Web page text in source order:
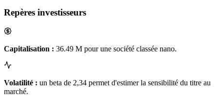
Repères investisseurs
Capitalisation : 36.49 M pour une société classée nano.
Volatilité : un beta de 2,34 permet d'estimer la sensibilité du titre au
marché.